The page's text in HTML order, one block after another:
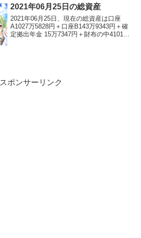
すがそれは「もうすぐ無職1周年なのに創
作活動で大した成果を...
2021年06月25日の総資産
2021年06月25日、現在の総資産は口座
A1027万5828円＋口座B143万9343円＋確
定拠出年金 15万7347円＋財布の中4101円
スポンサーリンク